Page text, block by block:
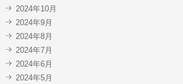
2024年10月
2024年9月
2024年8月
2024年7月
2024年6月
2024年5月